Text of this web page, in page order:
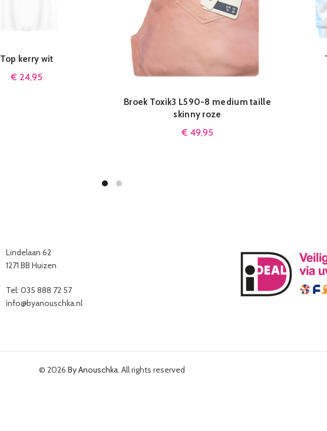
IN WINKELMAND
Top kerry wit
€ 24,95
QUICK SHOP
Broek Toxik3 L590-8 medium taille
skinny roze
€ 49,95
Lindelaan 62
1271 BB Huizen
Tel: 035 888 72 57
info@byanouschka.nl
© 2026 By Anouschka. All rights reserved